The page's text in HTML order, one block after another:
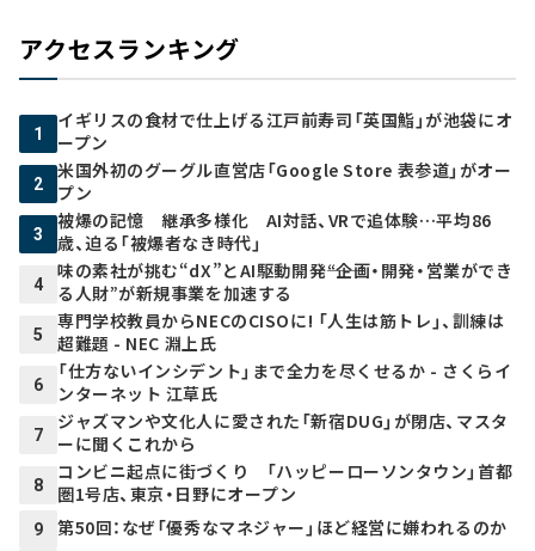
アクセスランキング
1
イギリスの食材で仕上げる江戸前寿司「英国鮨」が池袋にオ
ープン
2
米国外初のグーグル直営店「Google Store 表参道」がオー
プン
3
被爆の記憶 継承多様化 AI対話、VRで追体験…平均86
歳、迫る「被爆者なき時代」
4
味の素社が挑む“dX”とAI駆動開発――“企画・開発・営業ができ
る人財”が新規事業を加速する
5
専門学校教員からNECのCISOに! 「人生は筋トレ」、訓練は
超難題 - NEC 淵上氏
6
「仕方ないインシデント」まで全力を尽くせるか - さくらイ
ンターネット 江草氏
7
ジャズマンや文化人に愛された「新宿DUG」が閉店、マスタ
ーに聞くこれから
8
コンビニ起点に街づくり 「ハッピーローソンタウン」首都
圏1号店、東京・日野にオープン
9 第50回：なぜ「優秀なマネジャー」ほど経営に嫌われるのか